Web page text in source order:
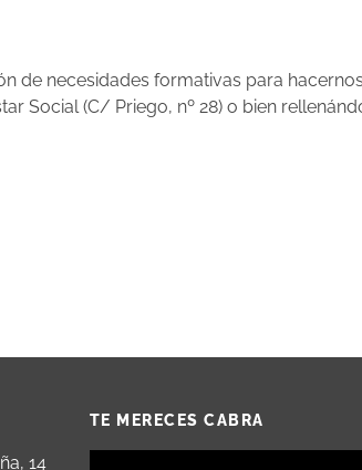
de necesidades formativas para
Social (C/ Priego, nº 28) o bien
14
TE MERECES CABRA